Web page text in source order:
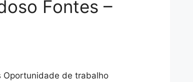
Fontes –
Oportunidade de trabalho